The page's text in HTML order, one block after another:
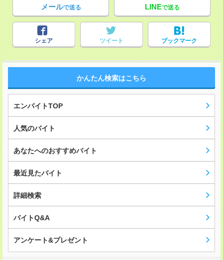
メールで送る LINEで送る
シェア ツイート ブックマーク
かんたん検索はこちら
エンバイトTOP
人気のバイト
あなたへのおすすめバイト
最近見たバイト
詳細検索
バイトQ&A
アンケート&プレゼント